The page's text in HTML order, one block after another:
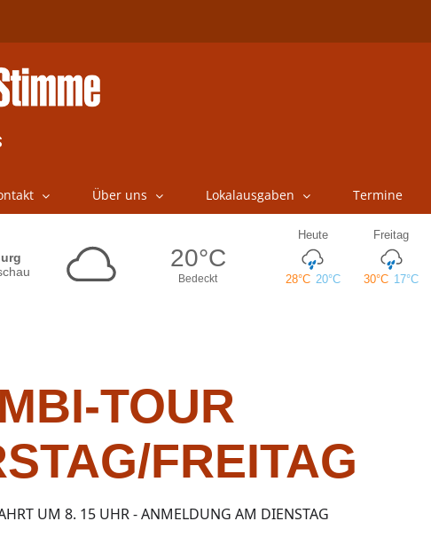
Über uns Lokalausgaben Termine
TOUR
FREITAG
UM 8. 15 UHR - ANMELDUNG AM DIENSTAG